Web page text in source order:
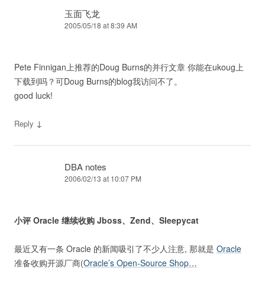
玉面飞龙
2005/05/18 at 8:39 AM
Pete Finnigan上推荐的Doug Burns的并行文章 你能在ukoug上
下载到吗？可Doug Burns的blog我访问不了。
good luck!
Reply ↓
DBA notes
2006/02/13 at 10:07 PM
小评 Oracle 继续收购 Jboss、Zend、Sleepycat
最近又有一条 Oracle 的新闻吸引了不少人注意, 那就是 Oracle
准备收购开源厂商(Oracle’s Open-Source Shop…